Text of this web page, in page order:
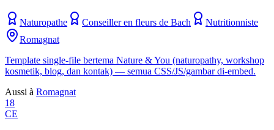
Naturopathe Conseiller en fleurs de Bach
Nutritionniste
Romagnat
Template single-file bertema Nature & You (naturopathy, workshop
kosmetik, blog, dan kontak) — semua CSS/JS/gambar di-embed.
Aussi à Romagnat
18
CE